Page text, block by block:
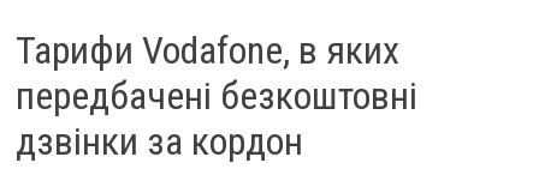
Тарифи Vodafone, в яких
передбачені безкоштовні
дзвінки за кордон